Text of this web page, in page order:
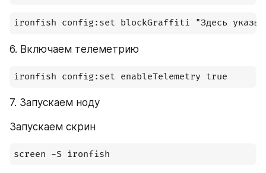
ironfish config:set blockGraffiti "Здесь
6. Включаем телеметрию
ironfish config:set enableTelemetry true
7. Запускаем ноду
Запускаем скрин
screen -S ironfish